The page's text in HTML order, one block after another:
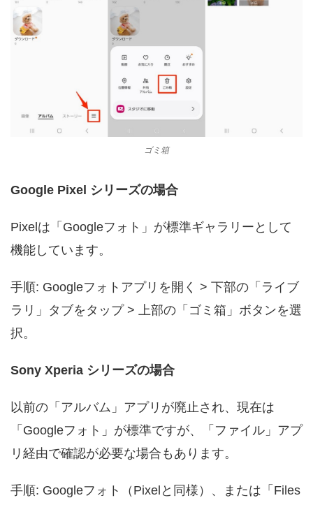
ゴミ箱
Google Pixel シリーズの場合
Pixelは「Googleフォト」が標準ギャラリーとして
機能しています。
手順: Googleフォトアプリを開く > 下部の「ライブ
ラリ」タブをタップ > 上部の「ゴミ箱」ボタンを選
択。
Sony Xperia シリーズの場合
以前の「アルバム」アプリが廃止され、現在は
「Googleフォト」が標準ですが、「ファイル」アプ
リ経由で確認が必要な場合もあります。
手順: Googleフォト（Pixelと同様）、または「Files